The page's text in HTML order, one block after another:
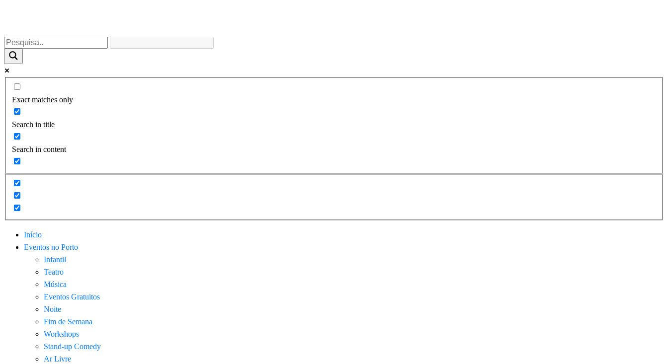
Exact matches only
Search in title
Search in content
Início
Eventos no Porto
Infantil
Teatro
Música
Eventos Gratuitos
Noite
Fim de Semana
Workshops
Stand-up Comedy
Ar Livre